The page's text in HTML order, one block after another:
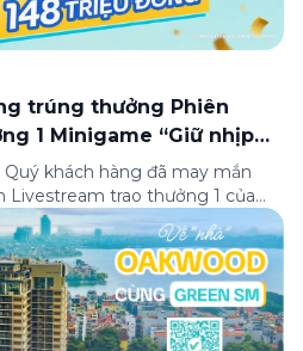
trúng thưởng Phiên
1 Minigame “Giữ nhịp
khách hàng đã may mắn
trao thưởng 1 của
được phát sóng trực tiếp
SM từ 20:00 – 21:00 ngày
đã diễn ra công khai với sự